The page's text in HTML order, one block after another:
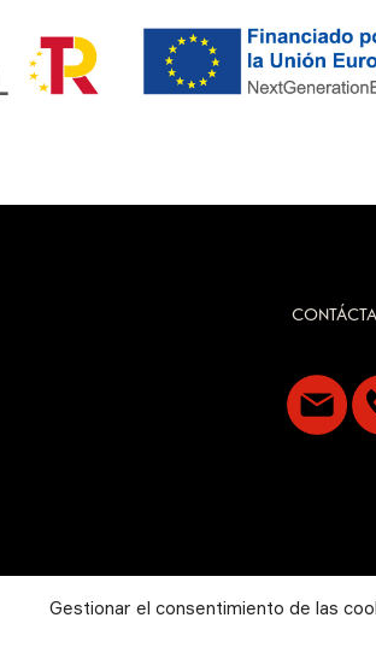
Gestionar el consentimiento de las